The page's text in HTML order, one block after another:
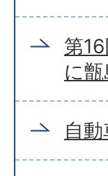
第
に
自